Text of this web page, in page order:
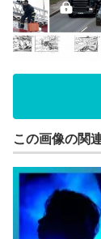
この画像の関